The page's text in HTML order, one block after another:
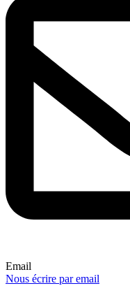
Email
Nous écrire par email